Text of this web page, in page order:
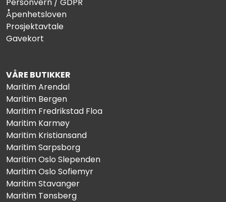
Åpenhetsloven
Prosjektavtale
Gavekort
VÅRE BUTIKKER
Maritim Arendal
Maritim Bergen
Maritim Fredrikstad Floa
Maritim Karmøy
Maritim Kristiansand
Maritim Sarpsborg
Maritim Oslo Slependen
Maritim Oslo Sofiemyr
Maritim Stavanger
Maritim Tønsberg